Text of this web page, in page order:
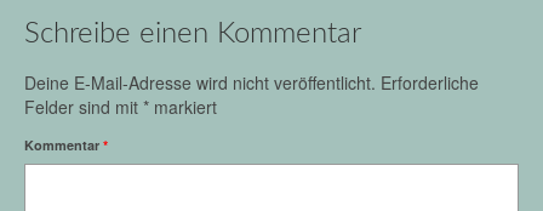
Schreibe einen Kommentar
Deine E-Mail-Adresse wird nicht veröffentlicht. Erforderliche
Felder sind mit * markiert
Kommentar *